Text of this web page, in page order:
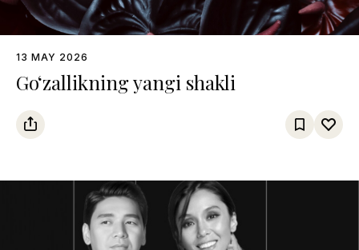
13 MAY 2026
Go‘zallikning yangi shakli